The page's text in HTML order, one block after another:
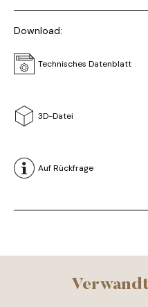
Download:
Technisches Datenblatt
3D-Datei
Auf Rückfrage